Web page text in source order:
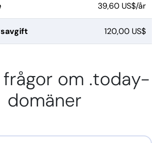
39,60 US$/år
120,00 US$
frågor om .today-
domäner